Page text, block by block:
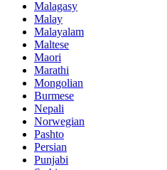
Malagasy
Malay
Malayalam
Maltese
Maori
Marathi
Mongolian
Burmese
Nepali
Norwegian
Pashto
Persian
Punjabi